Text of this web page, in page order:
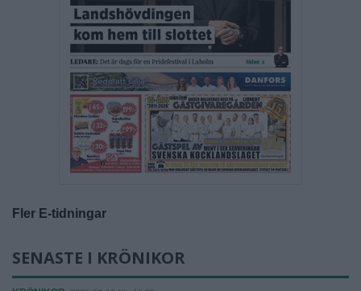
Fler E-tidningar
SENASTE I KRÖNIKOR